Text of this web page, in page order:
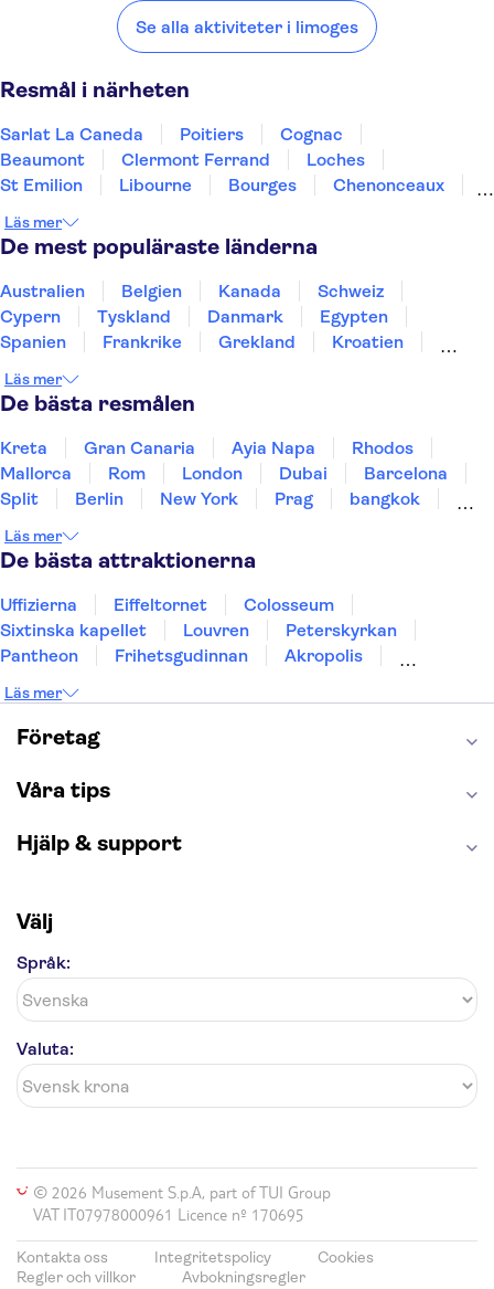
Sarlat La Caneda Poitiers Cognac Beaumont Clermont Ferrand
Se alla aktiviteter i limoges
Resmål i närheten
Sarlat La Caneda Poitiers
Cognac
Beaumont
Clermont Ferrand
Loches
St Emilion
Libourne Bourges
Chenonceaux
Amboise
Pauillac
Läs mer
De mest populäraste länderna
Australien Belgien Kanada
Schweiz
Cypern
Tyskland Danmark
Egypten
Spanien
Frankrike Grekland
Kroatien
Sverige
Thailand
Läs mer
De bästa resmålen
Kreta Gran Canaria Ayia Napa
Rhodos
Mallorca
Rom London Dubai
Barcelona
Split
Berlin New York Prag
bangkok
Uppsala
Helsingborg
Läs mer
De bästa attraktionerna
Uffizierna Eiffeltornet
Colosseum
Sixtinska kapellet
Louvren
Peterskyrkan
Pantheon
Frihetsgudinnan
Akropolis
Burj Khalifa
Keukenhof
Alcatraz
Saltgruvan i Wieliczka
London Dungeon
Läs mer
Företag
Våra tips
Hjälp & support
Välj
Språk:
Valuta:
© 2026 Musement S.p.A, part of TUI Group
VAT IT07978000961 Licence nº 170695
Kontakta oss Integritetspolicy
Cookies
Regler och villkor
Avbokningsregler